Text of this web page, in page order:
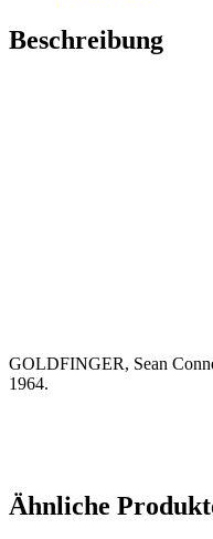
Beschreibung
GOLDFINGER, Sean
1964.
Ähnliche